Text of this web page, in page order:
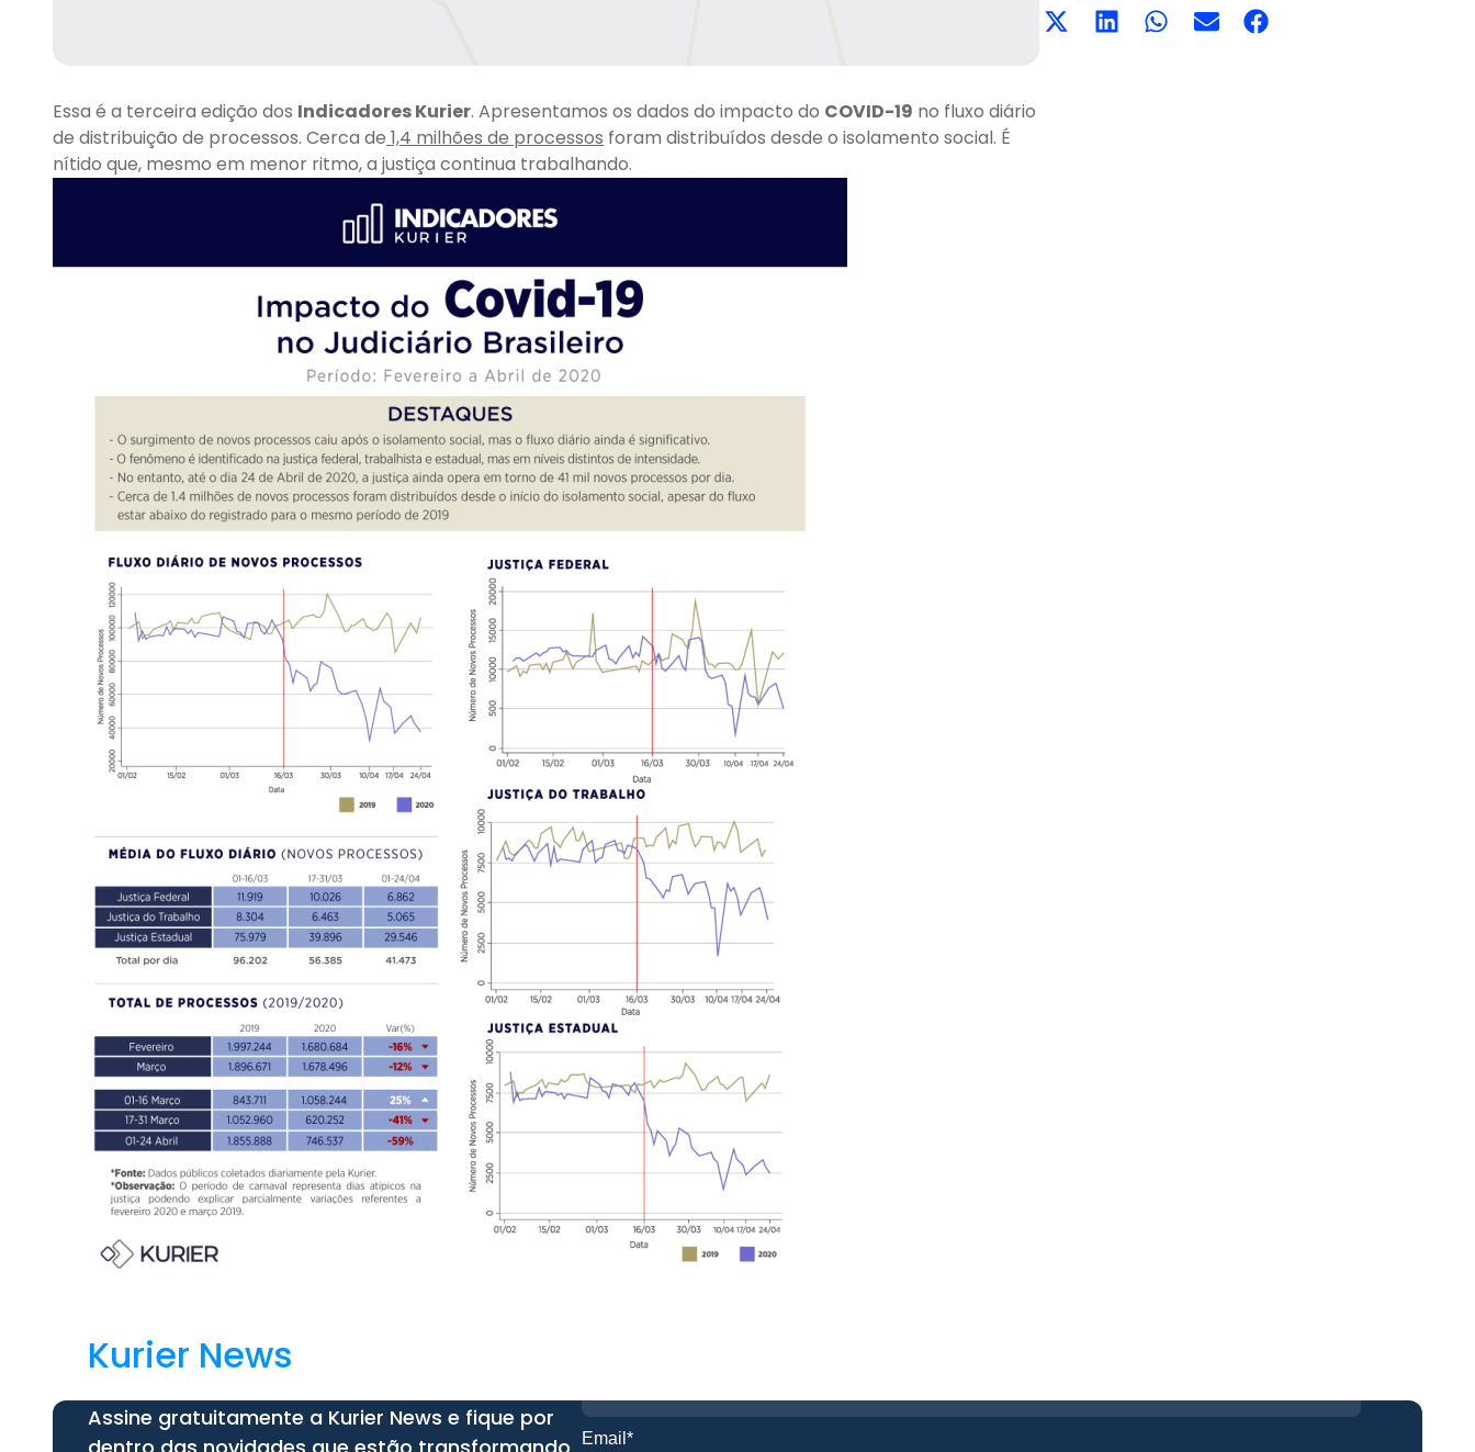
Essa é a terceira edição dos Indicadores Kurier. Apresentamos os dados do impacto do COVID-19 no fluxo diário
de distribuição de processos. Cerca de 1,4 milhões de processos foram distribuídos desde o isolamento social. É
nítido que, mesmo em menor ritmo, a justiça continua trabalhando.
Kurier News
Assine gratuitamente a Kurier News e fique por
Email*